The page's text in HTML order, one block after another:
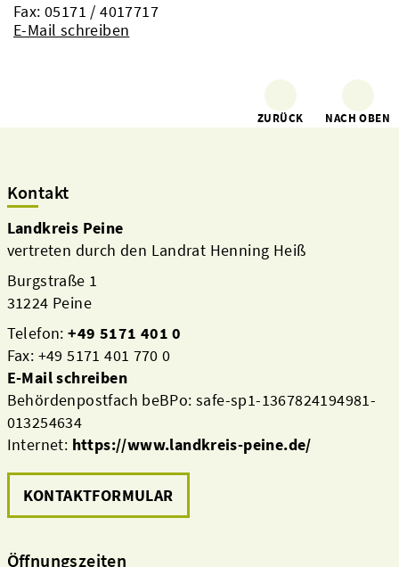
Fax: 05171 / 4017717
E-Mail schreiben
ZURÜCK NACH OBEN
Kontakt
Landkreis Peine
vertreten durch den Landrat Henning Heiß
Burgstraße 1
31224 Peine
Telefon:+49 5171 401 0
Fax: +49 5171 401 770 0
E-Mail schreiben
Behördenpostfach beBPo: safe-sp1-1367824194981-
013254634
Internet: https://www.landkreis-peine.de/
KONTAKTFORMULAR
Öffnungszeiten